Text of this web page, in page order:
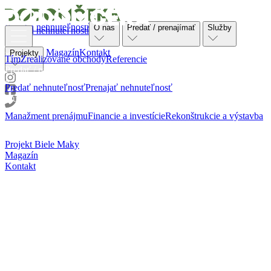
Ponuka nehnuteľností
TímZrealizované obchodyReferencie
Predať / prenajímať
Predať nehnuteľnosťPrenajať nehnuteľnosť
Služby
Manažment prenájmuFinancie a investícieRekonštrukcie a výstavba
Projekt Biele Maky
Magazín
Kontakt
Ponuka nehnuteľností O nás Predať / prenajímať Služby
Projekty MagazínKontakt